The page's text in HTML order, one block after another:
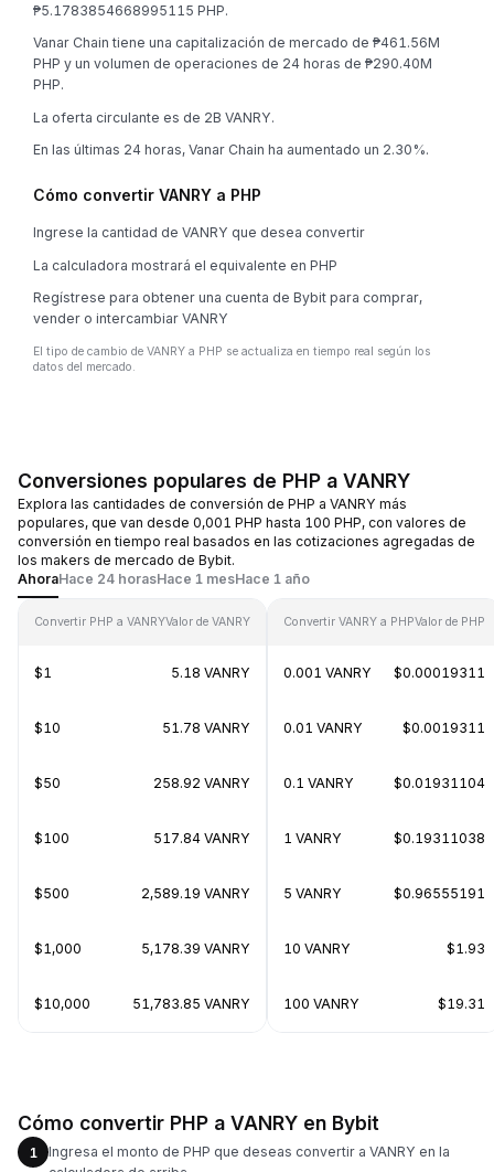
₱5.1783854668995115 PHP.
Vanar Chain tiene una capitalización de mercado de ₱461.56M
PHP y un volumen de operaciones de 24 horas de ₱290.40M
PHP.
La oferta circulante es de 2B VANRY.
En las últimas 24 horas, Vanar Chain ha aumentado un 2.30%.
Cómo convertir VANRY a PHP
Ingrese la cantidad de VANRY que desea convertir
La calculadora mostrará el equivalente en PHP
Regístrese para obtener una cuenta de Bybit para comprar,
vender o intercambiar VANRY
El tipo de cambio de VANRY a PHP se actualiza en tiempo real según los
datos del mercado.
Conversiones populares de PHP a VANRY
Explora las cantidades de conversión de PHP a VANRY más
populares, que van desde 0,001 PHP hasta 100 PHP, con valores de
conversión en tiempo real basados en las cotizaciones agregadas de
los makers de mercado de Bybit.
AhoraHace 24 horasHace 1 mesHace 1 año
Convertir PHP a VANRYValor de VANRY
$1 5.18 VANRY
$10 51.78 VANRY
$50 258.92 VANRY
$100 517.84 VANRY
$500 2,589.19 VANRY
$1,000 5,178.39 VANRY
$10,000 51,783.85 VANRY
Convertir VANRY a PHPValor de PHP
0.001 VANRY $0.00019311
0.01 VANRY $0.0019311
0.1 VANRY $0.01931104
1 VANRY $0.19311038
5 VANRY $0.96555191
10 VANRY $1.93
100 VANRY $19.31
Cómo convertir PHP a VANRY en Bybit
1
Ingresa el monto de PHP que deseas convertir a VANRY en la